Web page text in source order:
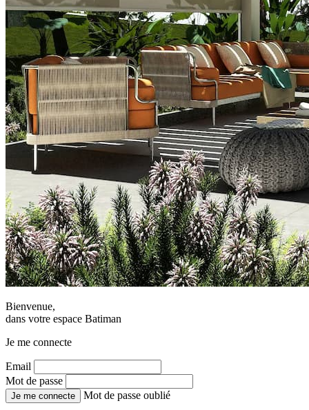
Bienvenue,
dans votre espace Batiman
Je me connecte
Email
Mot de passe
Je me connecte Mot de passe oublié